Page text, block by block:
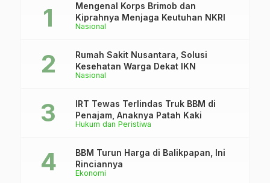
Nasional
Mengenal Korps Brimob dan
Kiprahnya Menjaga Keutuhan NKRI
Nasional
Rumah Sakit Nusantara, Solusi
Kesehatan Warga Dekat IKN
Hukum dan Peristiwa
IRT Tewas Terlindas Truk BBM di
Penajam, Anaknya Patah Kaki
Ekonomi
BBM Turun Harga di Balikpapan, Ini
Rinciannya